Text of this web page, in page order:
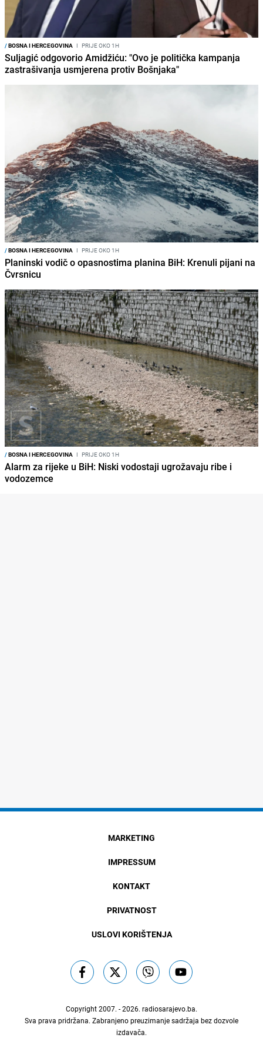
/BOSNA I HERCEGOVINA I PRIJE OKO 1H
Suljagić odgovorio Amidžiću: "Ovo je politička kampanja
zastrašivanja usmjerena protiv Bošnjaka"
/BOSNA I HERCEGOVINA I PRIJE OKO 1H
Planinski vodič o opasnostima planina BiH: Krenuli pijani na
Čvrsnicu
/BOSNA I HERCEGOVINA I PRIJE OKO 1H
Alarm za rijeke u BiH: Niski vodostaji ugrožavaju ribe i
vodozemce
MARKETING
IMPRESSUM
KONTAKT
PRIVATNOST
USLOVI KORIŠTENJA
Copyright 2007. - 2026. radiosarajevo.ba.
Sva prava pridržana. Zabranjeno preuzimanje sadržaja bez dozvole
izdavača.